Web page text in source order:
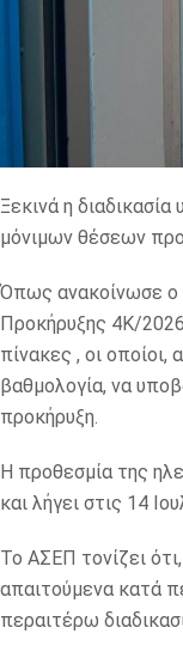
Ξεκινά η
μόνιμων θέσεων
Όπως ανακοίνωσε ο
Προκήρυξης 4Κ/
πίνακες , οι
βαθμολογία, να
προκήρυξη.
Η προθεσμία της
και λήγει στις 14
Το ΑΣΕΠ τονίζει
απαιτούμενα κατά
περαιτέρω